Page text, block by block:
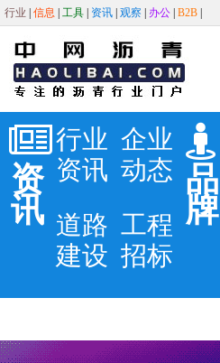
行业 信息 工具 资讯 观察 办公 B2B
资
讯
行业
资讯
企业
动态
道路
建设
工程
招标
品
牌